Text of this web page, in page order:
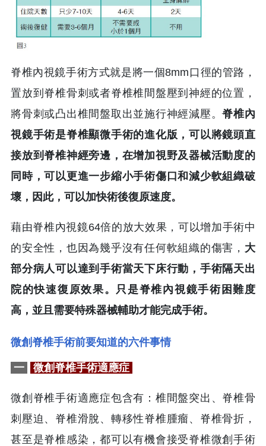
脊椎內視鏡手術方式就是將一個8mm口徑的管路，
置放到脊椎骨刺或者脊椎椎間盤壓到神經的位置，
將骨刺或凸出椎間盤取出並施行神經減壓。脊椎內
視鏡手術是脊椎顯微手術的進化版，可以將鏡頭直
接放到脊椎神經旁邊，在增加視野及器械活動度的
同時，可以更進一步縮小手術傷口和減少軟組織破
壞，因此，可以加快術後復原速度。
藉由脊椎內視鏡64倍的放大效果，可以增加手術中
的安全性，也因為幾乎沒有任何軟組織的傷害， 大
部分病人可以達到手術當天下床行動，手術隔天出
院的快速復原效果。只是脊椎內視鏡手術困難度
高，並且需要特殊器械輔助才能完成手術。
微創脊椎手術前要知道的六件事情
一 微創脊椎手術適應症
微創脊椎手術適應症包含有：椎間盤突出、脊椎骨
刺壓迫、脊椎滑脫、轉移性脊椎腫瘤、脊椎骨折，
甚至是脊椎感染，都可以有機會接受脊椎微創手術